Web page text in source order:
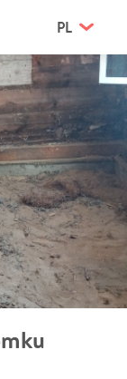
PL